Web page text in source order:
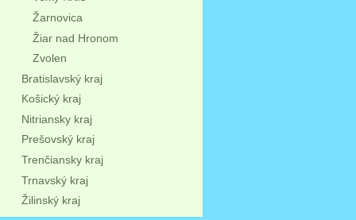
Žarnovica
Žiar nad Hronom
Zvolen
Bratislavský kraj
Košický kraj
Nitriansky kraj
Prešovský kraj
Trenčiansky kraj
Trnavský kraj
Žilinský kraj